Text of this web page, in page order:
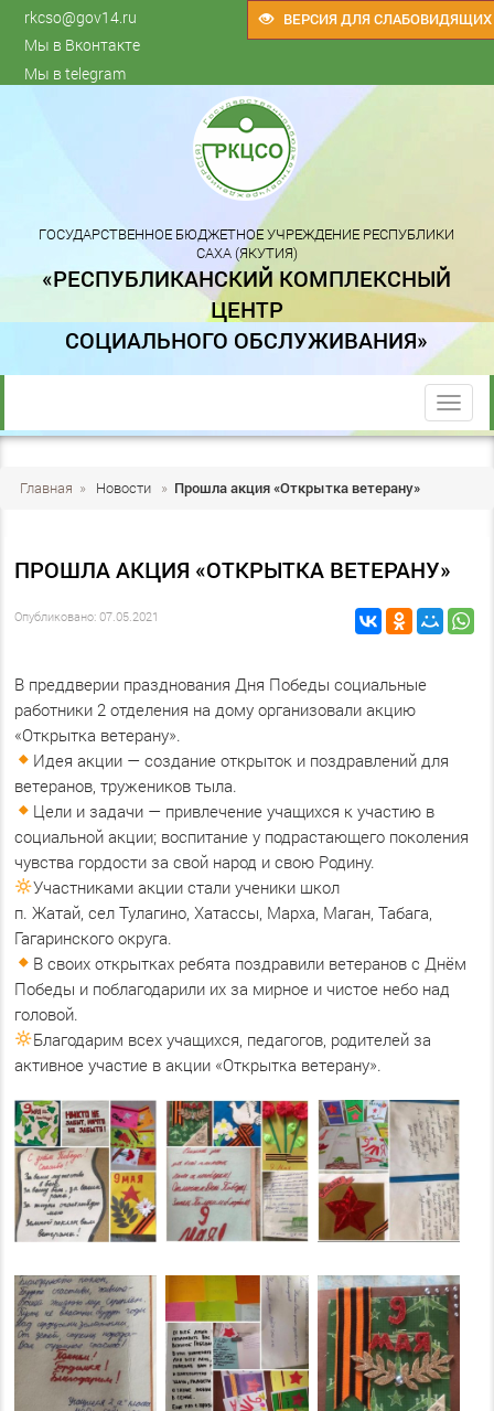
ВЕРСИЯ ДЛЯ СЛАБОВИДЯЩИХ
rkcso@gov14.ru
Мы в Вконтакте
Мы в telegram
ГОСУДАРСТВЕННОЕ БЮДЖЕТНОЕ УЧРЕЖДЕНИЕ РЕСПУБЛИКИ
САХА (ЯКУТИЯ)
«РЕСПУБЛИКАНСКИЙ КОМПЛЕКСНЫЙ
ЦЕНТР
СОЦИАЛЬНОГО ОБСЛУЖИВАНИЯ»
trk
Главная » Новости » Прошла акция «Открытка ветерану»
ПРОШЛА АКЦИЯ «ОТКРЫТКА ВЕТЕРАНУ»
Опубликовано: 07.05.2021
В преддверии празднования Дня Победы социальные
работники 2 отделения на дому организовали акцию
«Открытка ветерану».
Идея акции — создание открыток и поздравлений для
ветеранов, тружеников тыла.
Цели и задачи — привлечение учащихся к участию в
социальной акции; воспитание у подрастающего поколения
чувства гордости за свой народ и свою Родину.
Участниками акции стали ученики школ
п. Жатай, сел Тулагино, Хатассы, Марха, Маган, Табага,
Гагаринского округа.
В своих открытках ребята поздравили ветеранов с Днём
Победы и поблагодарили их за мирное и чистое небо над
головой.
Благодарим всех учащихся, педагогов, родителей за
активное участие в акции «Открытка ветерану».